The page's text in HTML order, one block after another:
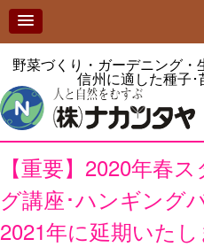
野菜づくり・ガーデニング・
信州に適した種子
【重要】2020年春
グ講座･ハンギング
2021年に延期いたし